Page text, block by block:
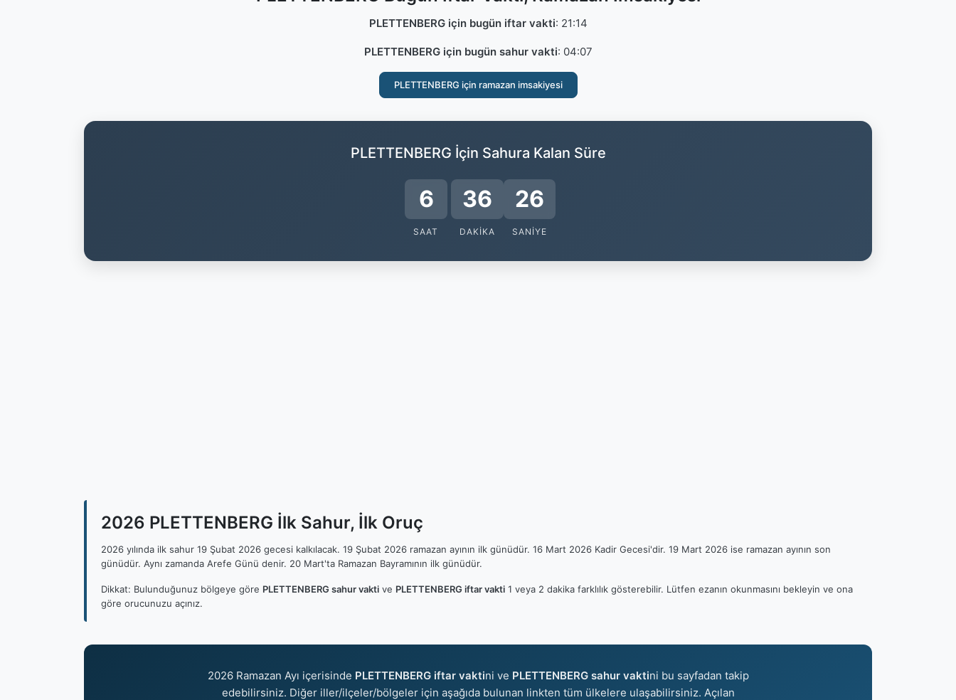
PLETTENBERG için bugün iftar vakti: 21:14
PLETTENBERG için bugün sahur vakti: 04:07
PLETTENBERG için ramazan imsakiyesi
PLETTENBERG İçin Sahura Kalan Süre
6
SAAT
36
DAKIKA
25
SANIYE
2026 PLETTENBERG İlk Sahur, İlk Oruç
2026 yılında ilk sahur 19 Şubat 2026 gecesi kalkılacak. 19 Şubat 2026 ramazan ayının ilk günüdür. 16 Mart 2026 Kadir Gecesi'dir. 19 Mart 2026 ise ramazan ayının son
günüdür. Aynı zamanda Arefe Günü denir. 20 Mart'ta Ramazan Bayramının ilk günüdür.
Dikkat: Bulunduğunuz bölgeye göre PLETTENBERG sahur vakti ve PLETTENBERG iftar vakti 1 veya 2 dakika farklılık gösterebilir. Lütfen ezanın okunmasını bekleyin ve ona
göre orucunuzu açınız.
2026 Ramazan Ayı içerisinde PLETTENBERG iftar vaktini ve PLETTENBERG sahur vaktini bu sayfadan takip
edebilirsiniz. Diğer iller/ilçeler/bölgeler için aşağıda bulunan linkten tüm ülkelere ulaşabilirsiniz. Açılan